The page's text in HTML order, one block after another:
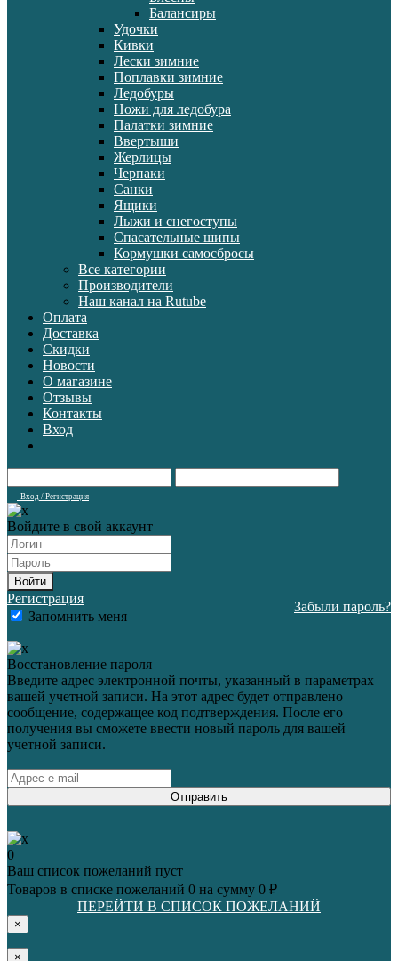
Балансиры
Удочки
Кивки
Лески зимние
Поплавки зимние
Ледобуры
Ножи для ледобура
Палатки зимние
Ввертыши
Жерлицы
Черпаки
Санки
Ящики
Лыжи и снегоступы
Спасательные шипы
Кормушки самосбросы
Все категории
Производители
Наш канал на Rutube
Оплата
Доставка
Скидки
Новости
О магазине
Отзывы
Контакты
Вход
Вход / Регистрация
Войдите в свой аккаунт
Войти
Регистрация
Запомнить меня
Забыли пароль?
Восстановление пароля
Введите адрес электронной почты, указанный в параметрах
вашей учетной записи. На этот адрес будет отправлено
сообщение, содержащее код подтверждения. После его
получения вы сможете ввести новый пароль для вашей
учетной записи.
Отправить
0
Ваш список пожеланий пуст
Товаров в списке пожеланий 0 на сумму 0 ₽
ПЕРЕЙТИ В СПИСОК ПОЖЕЛАНИЙ
×
×